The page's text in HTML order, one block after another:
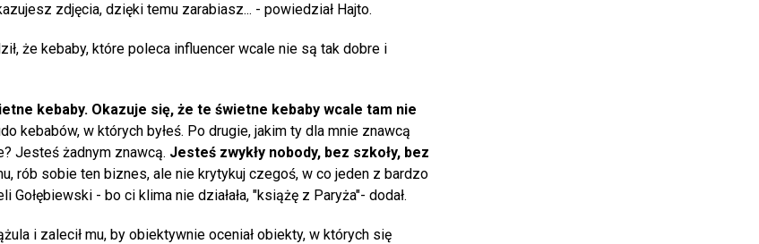
zdjęcia, dzięki temu zarabiasz... - powiedział Hajto.
że kebaby, które poleca influencer wcale nie są tak dobre i
kebaby. Okazuje się, że te świetne kebaby wcale tam nie
kebabów, w których byłeś. Po drugie, jakim ty dla mnie znawcą
Jesteś żadnym znawcą. Jesteś zwykły nobody, bez szkoły, bez
rób sobie ten biznes, ale nie krytykuj czegoś, w co jeden z bardzo
- bo ci klima nie działała, "książę z Paryża"- dodał.
i zalecił mu, by obiektywnie oceniał obiekty, w których się